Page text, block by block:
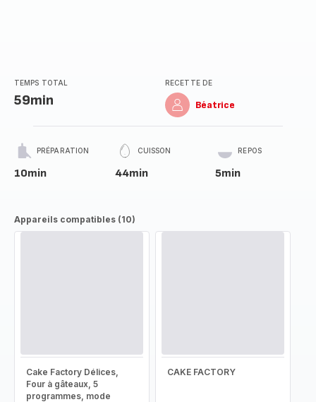
TEMPS TOTAL
59min
RECETTE DE
Béatrice
PRÉPARATION
10min
CUISSON
44min
REPOS
5min
Appareils compatibles (10)
Cake Factory Délices,
Four à gâteaux, 5
programmes, mode
CAKE FACTORY